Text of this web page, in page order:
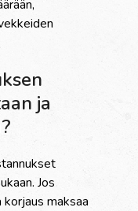
ja
Jos
maksaa